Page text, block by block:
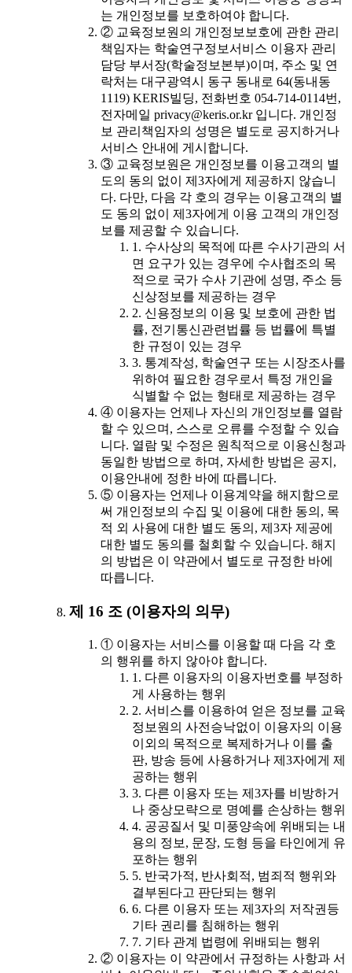
는 개인정보를 보호하여야 합니다.
② 교육정보원의 개인정보보호에 관한 관리
책임자는 학술연구정보서비스 이용자 관리
담당 부서장(학술정보본부)이며, 주소 및 연
락처는 대구광역시 동구 동내로 64(동내동
1119) KERIS빌딩, 전화번호 054-714-0114번,
전자메일 privacy@keris.or.kr 입니다. 개인정
보 관리책임자의 성명은 별도로 공지하거나
서비스 안내에 게시합니다.
③ 교육정보원은 개인정보를 이용고객의 별
도의 동의 없이 제3자에게 제공하지 않습니
다. 다만, 다음 각 호의 경우는 이용고객의 별
도 동의 없이 제3자에게 이용 고객의 개인정
보를 제공할 수 있습니다.
1. 수사상의 목적에 따른 수사기관의 서
면 요구가 있는 경우에 수사협조의 목
적으로 국가 수사 기관에 성명, 주소 등
신상정보를 제공하는 경우
2. 신용정보의 이용 및 보호에 관한 법
률, 전기통신관련법률 등 법률에 특별
한 규정이 있는 경우
3. 통계작성, 학술연구 또는 시장조사를
위하여 필요한 경우로서 특정 개인을
식별할 수 없는 형태로 제공하는 경우
④ 이용자는 언제나 자신의 개인정보를 열람
할 수 있으며, 스스로 오류를 수정할 수 있습
니다. 열람 및 수정은 원칙적으로 이용신청과
동일한 방법으로 하며, 자세한 방법은 공지,
이용안내에 정한 바에 따릅니다.
⑤ 이용자는 언제나 이용계약을 해지함으로
써 개인정보의 수집 및 이용에 대한 동의, 목
적 외 사용에 대한 별도 동의, 제3자 제공에
대한 별도 동의를 철회할 수 있습니다. 해지
의 방법은 이 약관에서 별도로 규정한 바에
따릅니다.
제 16 조 (이용자의 의무)
① 이용자는 서비스를 이용할 때 다음 각 호
의 행위를 하지 않아야 합니다.
1. 다른 이용자의 이용자번호를 부정하
게 사용하는 행위
2. 서비스를 이용하여 얻은 정보를 교육
정보원의 사전승낙없이 이용자의 이용
이외의 목적으로 복제하거나 이를 출
판, 방송 등에 사용하거나 제3자에게 제
공하는 행위
3. 다른 이용자 또는 제3자를 비방하거
나 중상모략으로 명예를 손상하는 행위
4. 공공질서 및 미풍양속에 위배되는 내
용의 정보, 문장, 도형 등을 타인에게 유
포하는 행위
5. 반국가적, 반사회적, 범죄적 행위와
결부된다고 판단되는 행위
6. 다른 이용자 또는 제3자의 저작권등
기타 권리를 침해하는 행위
7. 기타 관계 법령에 위배되는 행위
② 이용자는 이 약관에서 규정하는 사항과 서